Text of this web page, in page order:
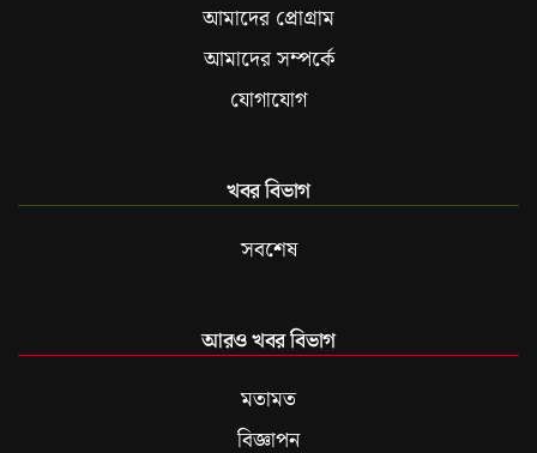
আমাদের প্রোগ্রাম
আমাদের সম্পর্কে
যোগাযোগ
খবর বিভাগ
সবশেষ
আরও খবর বিভাগ
মতামত
বিজ্ঞাপন